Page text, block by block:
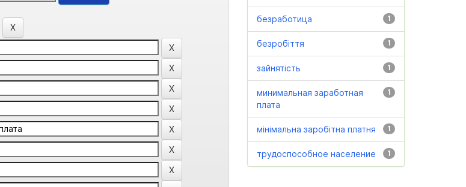
1
безработица
1
безробіття
1
зайнятість
1
минимальная заработная
плата
1
мінімальна заробітна платня
1
трудоспособное население